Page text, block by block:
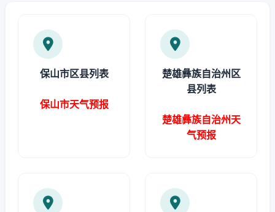
保山市区县列表
保山市天气预报
楚雄彝族自治州区
县列表
楚雄彝族自治州天
气预报